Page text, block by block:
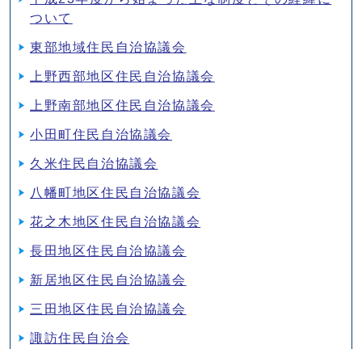
ついて
東部地域住民自治協議会
上野西部地区住民自治協議会
上野南部地区住民自治協議会
小田町住民自治協議会
久米住民自治協議会
八幡町地区住民自治協議会
花之木地区住民自治協議会
長田地区住民自治協議会
新居地区住民自治協議会
三田地区住民自治協議会
諏訪住民自治会